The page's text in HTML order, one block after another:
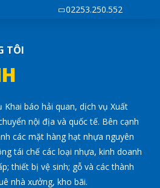
02253.250.552
TÔI
Khai báo hải quan, dịch vụ Xuất
nội địa và quốc tế. Bên cạnh
các mặt hàng hạt nhựa nguyên
tái chế các loại nhựa, kinh doanh
thiết bị vệ sinh; gỗ và các thành
nhà xưởng, kho bãi.